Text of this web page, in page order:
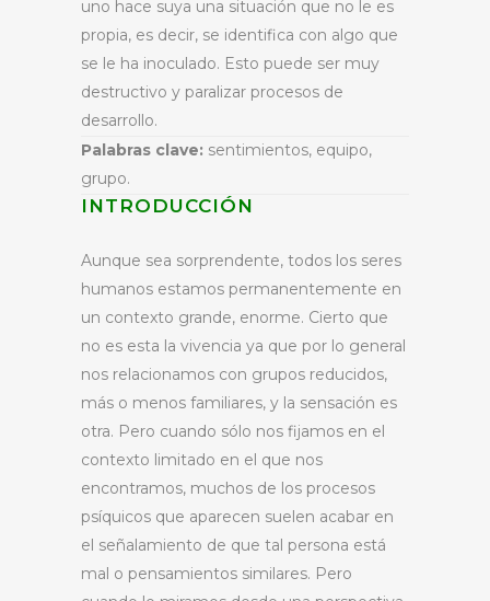
uno hace suya una situación que no le es
propia, es decir, se identifica con algo que
se le ha inoculado. Esto puede ser muy
destructivo y paralizar procesos de
desarrollo.
Palabras clave: sentimientos, equipo,
grupo.
INTRODUCCIÓN
Aunque sea sorprendente, todos los seres
humanos estamos permanentemente en
un contexto grande, enorme. Cierto que
no es esta la vivencia ya que por lo general
nos relacionamos con grupos reducidos,
más o menos familiares, y la sensación es
otra. Pero cuando sólo nos fijamos en el
contexto limitado en el que nos
encontramos, muchos de los procesos
psíquicos que aparecen suelen acabar en
el señalamiento de que tal persona está
mal o pensamientos similares. Pero